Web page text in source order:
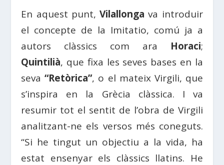
En aquest punt,Vilallonga va introduir
el concepte de la Imitatio, comú ja a
autors clàssics com ara Horaci;
Quintilià, que fixa les seves bases en la
seva“Retòrica”, o el mateix Virgili, que
s’inspira en la Grècia clàssica. I va
resumir tot el sentit de l’obra de Virgili
analitzant-ne els versos més coneguts.
“Si he tingut un objectiu a la vida, ha
estat ensenyar els clàssics llatins. He